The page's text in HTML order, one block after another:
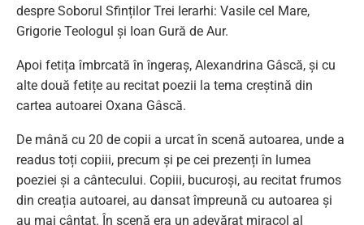
despre Soborul Sfinților Trei Ierarhi: Vasile cel Mare,
Grigorie Teologul și Ioan Gură de Aur.
Apoi fetița îmbrcată în îngeraș, Alexandrina Gâscă, și cu
alte două fetițe au recitat poezii la tema creștină din
cartea autoarei Oxana Gâscă.
De mână cu 20 de copii a urcat în scenă autoarea, unde a
readus toți copiii, precum și pe cei prezenți în lumea
poeziei și a cântecului. Copiii, bucuroși, au recitat frumos
din creația autoarei, au dansat împreună cu autoarea și
au mai cântat. În scenă era un adevărat miracol al